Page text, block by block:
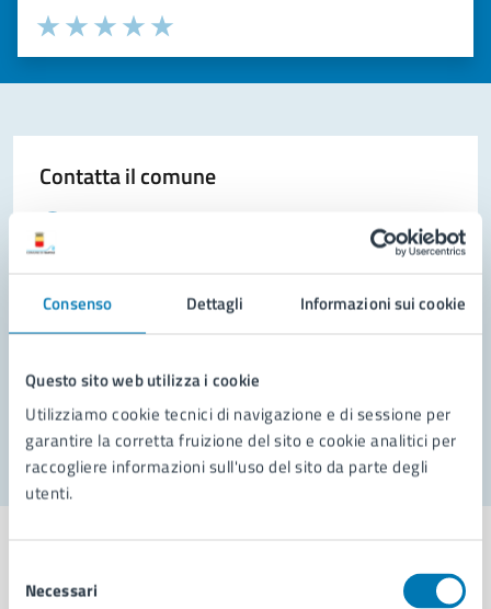
Consenso Dettagli Informazioni sui cookie
Questo sito web utilizza i cookie
Utilizziamo cookie tecnici di navigazione e di sessione per
garantire la corretta fruizione del sito e cookie analitici per
raccogliere informazioni sull'uso del sito da parte degli
utenti.
delNecessari
Valuta la chiarezza delle informazioni (da 1 a 5 stelle)
Seleziona il numero di stelle per valutare la chiarezza delle
Valuta 5 stelle su 5
Valuta 4 stelle su 5
Valuta 3 stelle su 5
Valuta 2 stelle su 5
Valuta 1 stelle su 5
Contatta il comune
Prenota appuntamento
Problemi in città
Segnala disservizio